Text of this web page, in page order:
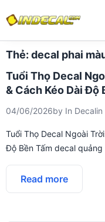
Thẻ: decal phai
Tuổi Thọ Decal
& Cách Kéo Dài Độ
04/06/2026by In Decalin
Tuổi Thọ Decal Ngoài
Độ Bền Tấm decal
Read more